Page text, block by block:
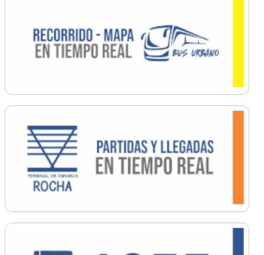
Ordenamiento
Promoción Social
Salud
Secretaría General